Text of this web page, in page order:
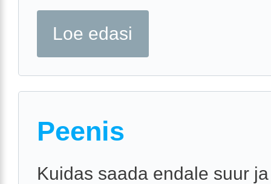
Loe edasi
Peenis
Kuidas saada endale suur